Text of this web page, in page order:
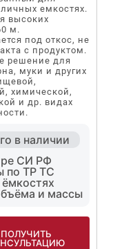
емкостях.
высоких
м.
под откос, не
с продуктом.
решение для
муки и других
химической,
и др. видах
в наличии
СИ РФ
по ТР ТС
и массы
ПОЛУЧИТЬ